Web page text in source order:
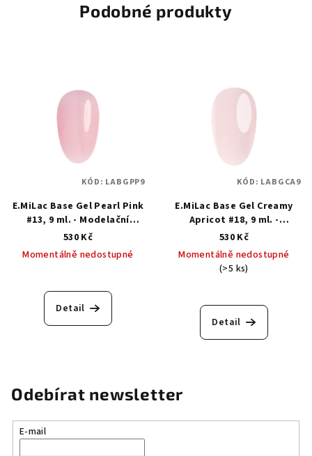
Podobné produkty
E.MiLac Base Gel Pearl Pink
#13, 9 ml. - Modelační
kamuflážní báze
530 Kč
Momentálně nedostupné
Detail
KÓD: LABGPP9
E.MiLac Base Gel Creamy
Apricot #18, 9 ml. -
Modelační kamuflážní báze
530 Kč
Momentálně nedostupné
(>5 ks)
Detail
KÓD: LABGCA9
Odebírat newsletter
E-mail